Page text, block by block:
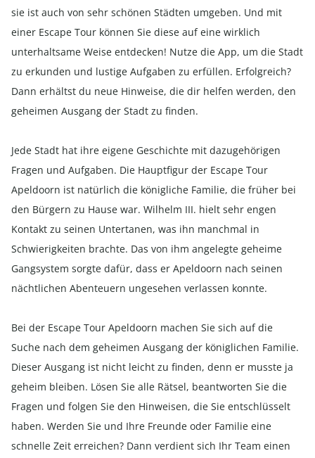
sie ist auch von sehr schönen Städten umgeben. Und mit
einer Escape Tour können Sie diese auf eine wirklich
unterhaltsame Weise entdecken! Nutze die App, um die Stadt
zu erkunden und lustige Aufgaben zu erfüllen. Erfolgreich?
Dann erhältst du neue Hinweise, die dir helfen werden, den
geheimen Ausgang der Stadt zu finden.
Jede Stadt hat ihre eigene Geschichte mit dazugehörigen
Fragen und Aufgaben. Die Hauptfigur der Escape Tour
Apeldoorn ist natürlich die königliche Familie, die früher bei
den Bürgern zu Hause war. Wilhelm III. hielt sehr engen
Kontakt zu seinen Untertanen, was ihn manchmal in
Schwierigkeiten brachte. Das von ihm angelegte geheime
Gangsystem sorgte dafür, dass er Apeldoorn nach seinen
nächtlichen Abenteuern ungesehen verlassen konnte.
Bei der Escape Tour Apeldoorn machen Sie sich auf die
Suche nach dem geheimen Ausgang der königlichen Familie.
Dieser Ausgang ist nicht leicht zu finden, denn er musste ja
geheim bleiben. Lösen Sie alle Rätsel, beantworten Sie die
Fragen und folgen Sie den Hinweisen, die Sie entschlüsselt
haben. Werden Sie und Ihre Freunde oder Familie eine
schnelle Zeit erreichen? Dann verdient sich Ihr Team einen